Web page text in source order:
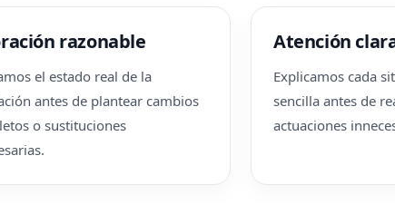
razonable
el estado real de la
antes de plantear cambios
o sustituciones
Atención
Explicamos cada
sencilla antes de
actuaciones